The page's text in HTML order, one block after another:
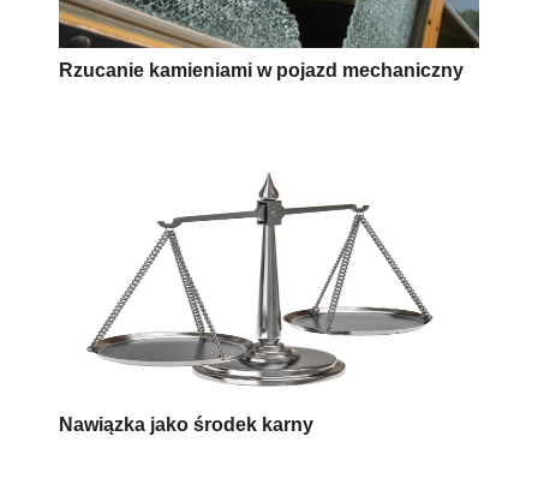
Rzucanie kamieniami w pojazd mechaniczny
Nawiązka jako środek karny